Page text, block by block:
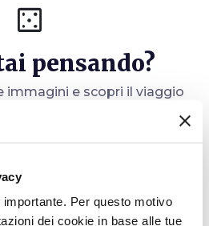
Per questo motivo
dei cookie in base alle tue
casino
pensando?
immagini e scopri il viaggio
Scoprire